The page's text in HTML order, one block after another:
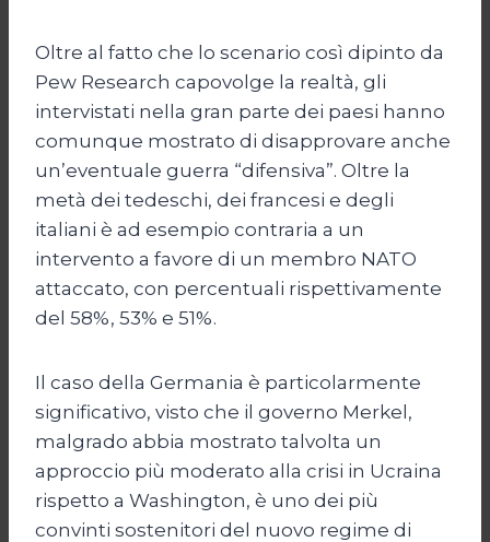
Oltre al fatto che lo scenario così dipinto da
Pew Research capovolge la realtà, gli
intervistati nella gran parte dei paesi hanno
comunque mostrato di disapprovare anche
un’eventuale guerra “difensiva”. Oltre la
metà dei tedeschi, dei francesi e degli
italiani è ad esempio contraria a un
intervento a favore di un membro NATO
attaccato, con percentuali rispettivamente
del 58%, 53% e 51%.
Il caso della Germania è particolarmente
significativo, visto che il governo Merkel,
malgrado abbia mostrato talvolta un
approccio più moderato alla crisi in Ucraina
rispetto a Washington, è uno dei più
convinti sostenitori del nuovo regime di